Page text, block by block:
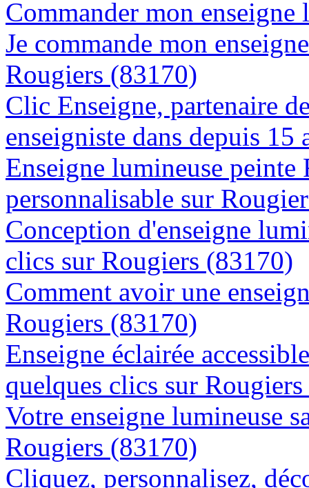
Commander mon
Je commande mon
Rougiers (83170)
Clic Enseigne, partenaire
enseigniste dans depuis
Enseigne lumineuse
personnalisable sur
Conception d'enseigne
clics sur Rougiers (83170)
Comment avoir une
Rougiers (83170)
Enseigne éclairée
quelques clics sur
Votre enseigne lumineuse
Rougiers (83170)
Cliquez, personnalisez,